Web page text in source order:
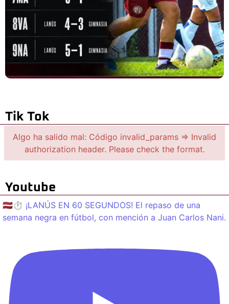
Tik Tok
Algo ha salido mal: Código invalid_params => Invalid
authorization header. Please check the format.
Youtube
🇱🇻⏱️ ¡LANÚS EN 60 SEGUNDOS! El repaso de una
semana negra en fútbol, con mención a Juan Carlos Nani.